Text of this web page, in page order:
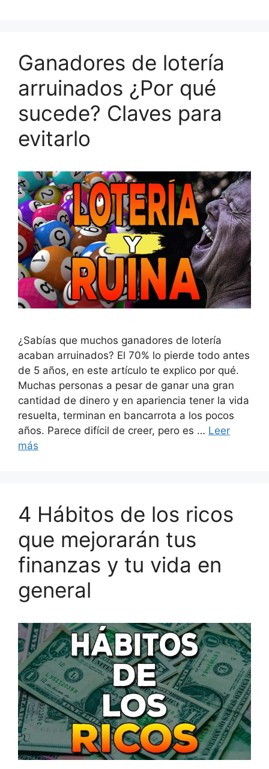
Ganadores de lotería
arruinados ¿Por qué
sucede? Claves para
evitarlo
¿Sabías que muchos ganadores de lotería
acaban arruinados? El 70% lo pierde todo antes
de 5 años, en este artículo te explico por qué.
Muchas personas a pesar de ganar una gran
cantidad de dinero y en apariencia tener la vida
resuelta, terminan en bancarrota a los pocos
años. Parece difícil de creer, pero es … Leer
más
4 Hábitos de los ricos
que mejorarán tus
finanzas y tu vida en
general